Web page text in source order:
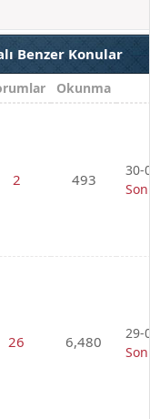
Benzer Konular
Okunma
2 493
30-
26 6,480
29-